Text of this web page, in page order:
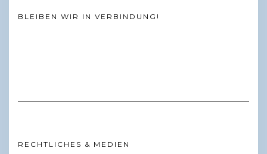
BLEIBEN WIR IN VERBINDUNG!
RECHTLICHES & MEDIEN